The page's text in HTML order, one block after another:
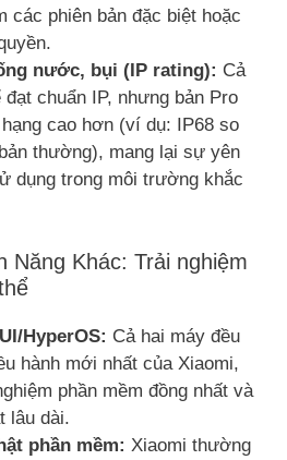
các phiên bản đặc biệt hoặc
nước, bụi (IP rating): Cả
đạt chuẩn IP, nhưng bản Pro
cao hơn (ví dụ: IP68 so
thường), mang lại sự yên
dụng trong môi trường khắc
Năng Khác: Trải nghiệm
HyperOS: Cả hai máy đều
hành mới nhất của Xiaomi,
phần mềm đồng nhất và
lâu dài.
phần mềm: Xiaomi thường